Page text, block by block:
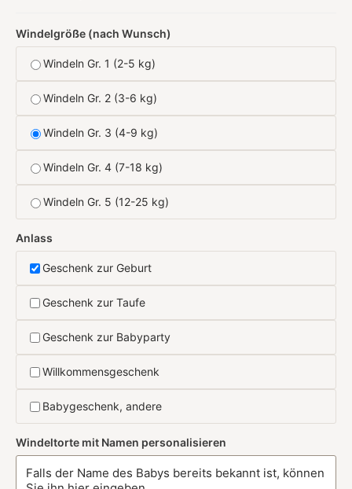
Windelgröße (nach Wunsch)
Windeln Gr. 1 (2-5 kg)
Windeln Gr. 2 (3-6 kg)
Windeln Gr. 3 (4-9 kg)
Windeln Gr. 4 (7-18 kg)
Windeln Gr. 5 (12-25 kg)
Anlass
Geschenk zur Geburt
Geschenk zur Taufe
Geschenk zur Babyparty
Willkommensgeschenk
Babygeschenk, andere
Windeltorte mit Namen personalisieren